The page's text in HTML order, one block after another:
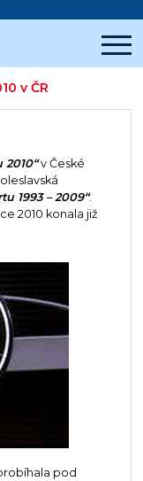
v ČR
2010“v České
1993 – 2009“.
2010 konala již
pod